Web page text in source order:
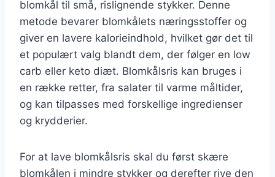
blomkål til små, rislignende stykker. Denne
metode bevarer blomkålets næringsstoffer og
giver en lavere kalorieindhold, hvilket gør det til
et populært valg blandt dem, der følger en low
carb eller keto diæt. Blomkålsris kan bruges i
en række retter, fra salater til varme måltider,
og kan tilpasses med forskellige ingredienser
og krydderier.
For at lave blomkålsris skal du først skære
blomkålen i mindre stykker og derefter rive den